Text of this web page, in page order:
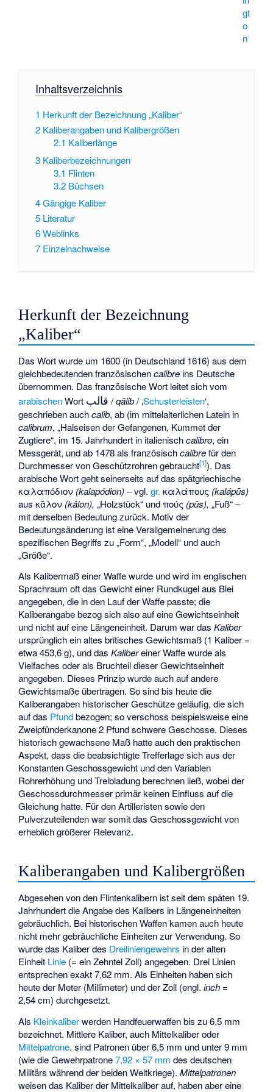
gt
o
n
Inhaltsverzeichnis
1 Herkunft der Bezeichnung „Kaliber“
2 Kaliberangaben und Kalibergrößen
2.1 Kaliberlänge
3 Kaliberbezeichnungen
3.1 Flinten
3.2 Büchsen
4Gängige Kaliber
5 Literatur
6Weblinks
7 Einzelnachweise
Herkunft der Bezeichnung
„Kaliber“
Das Wort wurde um 1600 (in Deutschland 1616) aus dem
gleichbedeutenden französischencalibre ins Deutsche
übernommen. Das französische Wort leitet sich vom
arabischenWort قالب /qālib/ ‚Schusterleisten‘,
geschrieben auchcalib, ab (im mittelalterlichen Latein in
calibrum, „Halseisen der Gefangenen, Kummet der
Zugtiere“, im 15. Jahrhundert in italienischcalibro, ein
Messgerät, und ab 1478 als französischcalibrefür den
Durchmesser von Geschützrohren gebraucht[1]). Das
arabische Wort geht seinerseits auf das spätgriechische
καλαπόδιον (kalapódion)– vgl.gr. καλάπους (kalápūs)
aus κᾶλον (kâlon), „Holzstück“ und πούς (pūs), „Fuß“ –
mit derselben Bedeutung zurück. Motiv der
Bedeutungsänderung ist eine Verallgemeinerung des
spezifischen Begriffs zu „Form“, „Modell“ und auch
„Größe“.
Als Kalibermaß einer Waffe wurde und wird im englischen
Sprachraum oft das Gewicht einer Rundkugel aus Blei
angegeben, die in den Lauf der Waffe passte; die
Kaliberangabe bezog sich also auf eine Gewichtseinheit
und nicht auf eine Längeneinheit. Darum war dasKaliber
ursprünglich ein altes britisches Gewichtsmaß (1 Kaliber =
etwa 453,6 g), und dasKalibereiner Waffe wurde als
Vielfaches oder als Bruchteil dieser Gewichtseinheit
angegeben. Dieses Prinzip wurde auch auf andere
Gewichtsmaße übertragen. So sind bis heute die
Kaliberangaben historischer Geschütze geläufig, die sich
auf das Pfundbezogen; so verschoss beispielsweise eine
Zweipfünderkanone 2 Pfund schwere Geschosse. Dieses
historisch gewachsene Maß hatte auch den praktischen
Aspekt, dass die beabsichtigte Trefferlage sich aus der
Konstanten Geschossgewicht und den Variablen
Rohrerhöhung und Treibladung berechnen ließ, wobei der
Geschossdurchmesser primär keinen Einfluss auf die
Gleichung hatte. Für den Artilleristen sowie den
Pulverzuteilenden war somit das Geschossgewicht von
erheblich größerer Relevanz.
Kaliberangaben und Kalibergrößen
Abgesehen von den Flintenkalibern ist seit dem späten 19.
Jahrhundert die Angabe des Kalibers in Längeneinheiten
gebräuchlich. Bei historischen Waffen kamen auch heute
nicht mehr gebräuchliche Einheiten zur Verwendung. So
wurde das Kaliber des Dreiliniengewehrs in der alten
Einheit Linie (= ein Zehntel Zoll) angegeben. Drei Linien
entsprechen exakt 7,62 mm. Als Einheiten haben sich
heute der Meter (Millimeter) und der Zoll (engl.inch =
2,54 cm) durchgesetzt.
Als Kleinkaliberwerden Handfeuerwaffen bis zu 6,5 mm
bezeichnet. Mittlere Kaliber, auch Mittelkaliber oder
Mittelpatrone, sind Patronen über 6,5 mm und unter 9 mm
(wie die Gewehrpatrone7,92 × 57 mm des deutschen
Militärs während der beiden Weltkriege).Mittelpatronen
weisen das Kaliber der Mittelkaliber auf, haben aber eine